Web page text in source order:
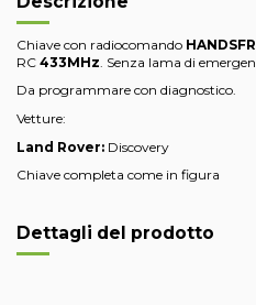
Chiave con radiocomando
RC 433MHz . Senza lama di
Da programmare con diagnostico.
Vetture:
Land Rover: Discovery
Chiave completa come in figura
Dettagli del prodotto